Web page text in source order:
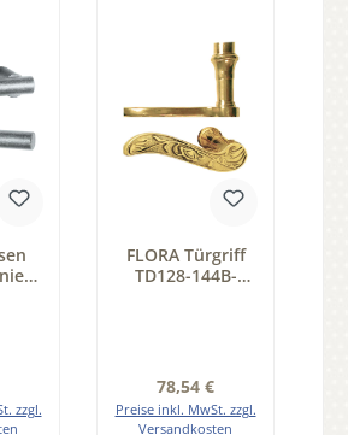
Preis:
zzgl.
FLORA Türgriff
TD128-144B-
Regulärer Preis:
78,54 €
Preise inkl. MwSt. zzgl.
Versandkosten